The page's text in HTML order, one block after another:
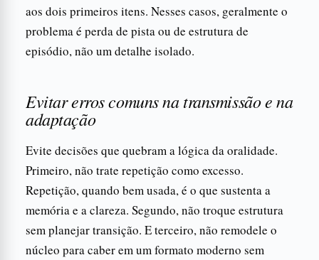
aos dois primeiros itens. Nesses casos, geralmente o
problema é perda de pista ou de estrutura de
episódio, não um detalhe isolado.
Evitar erros comuns na transmissão e na
adaptação
Evite decisões que quebram a lógica da oralidade.
Primeiro, não trate repetição como excesso.
Repetição, quando bem usada, é o que sustenta a
memória e a clareza. Segundo, não troque estrutura
sem planejar transição. E terceiro, não remodele o
núcleo para caber em um formato moderno sem